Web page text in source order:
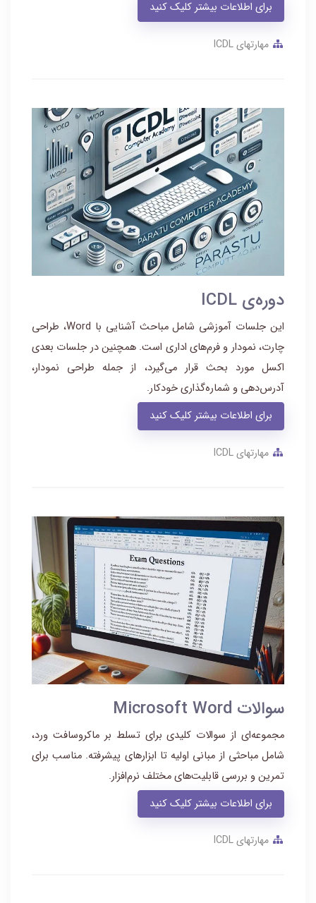
برای اطلاعات بیشتر کلیک کنید
مهارتهای ICDL
دوره‌ی ICDL
این جلسات آموزشی شامل مباحث آشنایی با Word، طراحی
چارت، نمودار و فرم‌های اداری است. همچنین در جلسات بعدی
اکسل مورد بحث قرار می‌گیرد، از جمله طراحی نمودار،
آدرس‌دهی و شماره‌گذاری خودکار.
برای اطلاعات بیشتر کلیک کنید
مهارتهای ICDL
سوالات Microsoft Word
مجموعه‌ای از سوالات کلیدی برای تسلط بر ماکروسافت ورد،
شامل مباحثی از مبانی اولیه تا ابزارهای پیشرفته. مناسب برای
تمرین و بررسی قابلیت‌های مختلف نرم‌افزار.
برای اطلاعات بیشتر کلیک کنید
مهارتهای ICDL